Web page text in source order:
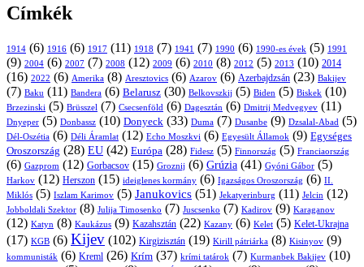
Címkék
1914 (6) 1916 (6) 1917 (11) 1918 (7) 1941 (7) 1990 (6) 1990-es évek (5) 1991
(9) 2004 (6) 2007 (7) 2008 (12) 2009 (6) 2010 (8) 2012 (5) 2013 (10) 2014
(16) 2022 (6) Amerika (8) Aresztovics (6) Azarov (6) Azerbajdzsán (23) Bakijev
(7) Baku (11) Bandera (6) Belarusz (30) Belkovszkij (5) Biden (5) Biskek (10)
Brzezinski (5) Brüsszel (7) Csecsenföld (6) Dagesztán (6) Dmitrij Medvegyev (11)
Dnyeper (5) Donbassz (10) Donyeck (33) Duma (7) Dusanbe (9) Dzsalal-Abad (5)
Dél-Oszétia (6) Déli Áramlat (12) Echo Moszkvi (6) Egyesült Államok (9) Egységes
Oroszország (28) EU (42) Európa (28) Fidesz (5) Finnország (5) Franciaország
(6) Gazprom (12) Gorbacsov (15) Groznij (6) Grúzia (41) Gyóni Gábor (5)
Harkov (12) Herszon (15) ideiglenes kormány (6) Igazságos Oroszország (6) II.
Miklós (5) Iszlam Karimov (5) Janukovics (51) Jekatyerinburg (11) Jelcin (12)
Jobboldali Szektor (8) Julija Timosenko (7) Juscsenko (7) Kadirov (9) Karaganov
(12) Katyn (8) Kaukázus (9) Kazahsztán (22) Kazany (6) Kelet (5) Kelet-Ukrajna
(17) KGB (6) Kijev (102) Kirgizisztán (19) Kirill pátriárka (8) Kisinyov (9)
kommunisták (6) Kreml (26) Krím (37) krími tatárok (7) Kurmanbek Bakijev (10)